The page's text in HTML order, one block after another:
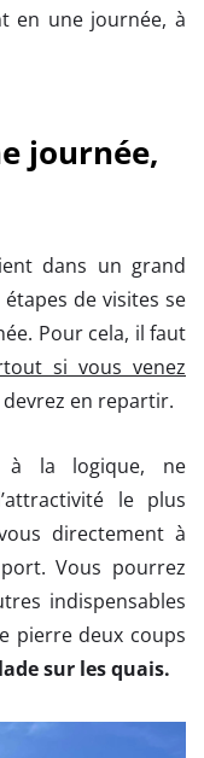
en une journée, à
journée,
dans un grand
de visites se
Pour cela, il faut
si vous venez
en repartir.
à la logique, ne
le plus
directement à
Vous pourrez
indispensables
pierre deux coups
sur les quais.